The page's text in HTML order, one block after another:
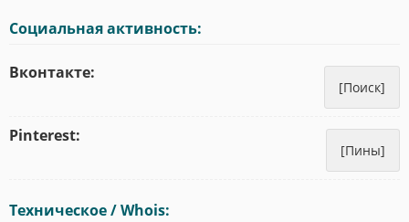
Социальная активность:
Вконтакте:
[Поиск]
Pinterest:
[Пины]
Техническое / Whois: